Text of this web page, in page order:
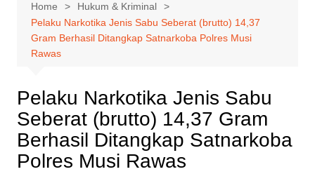
Home
Hukum & Kriminal
Pelaku Narkotika Jenis Sabu Seberat (brutto) 14,37
Gram Berhasil Ditangkap Satnarkoba Polres Musi
Rawas
Pelaku Narkotika Jenis Sabu
Seberat (brutto) 14,37 Gram
Berhasil Ditangkap Satnarkoba
Polres Musi Rawas